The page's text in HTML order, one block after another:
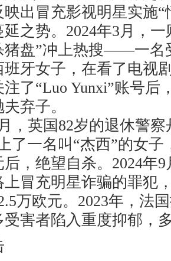
出冒充影视明星实施“
之势。2024年3月，
猪盘”冲上热搜——一名
班牙女子，在看了电视
了“Luo Yunxi”账号后
弃子。
英国82岁的退休警察
了一名叫“杰西”的女
，绝望自杀。2024年
冒充明星诈骗的罪犯
万欧元。2023年，法
害者陷入重度抑郁，